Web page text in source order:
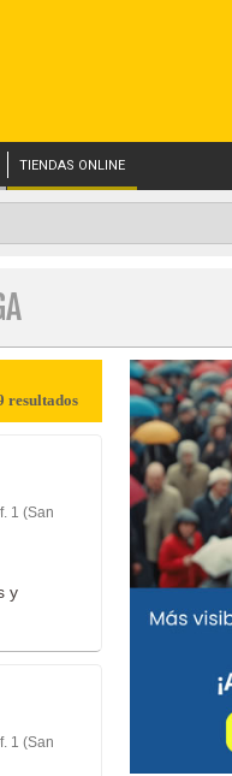
TIENDAS ONLINE
resultados
1 (San
y
1 (San